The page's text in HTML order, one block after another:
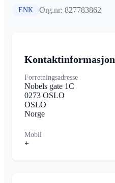
ENK Org.nr: 827783862
Kontaktinformasjon
Forretningsadresse
Nobels gate 1C
0273 OSLO
OSLO
Norge
Mobil
+